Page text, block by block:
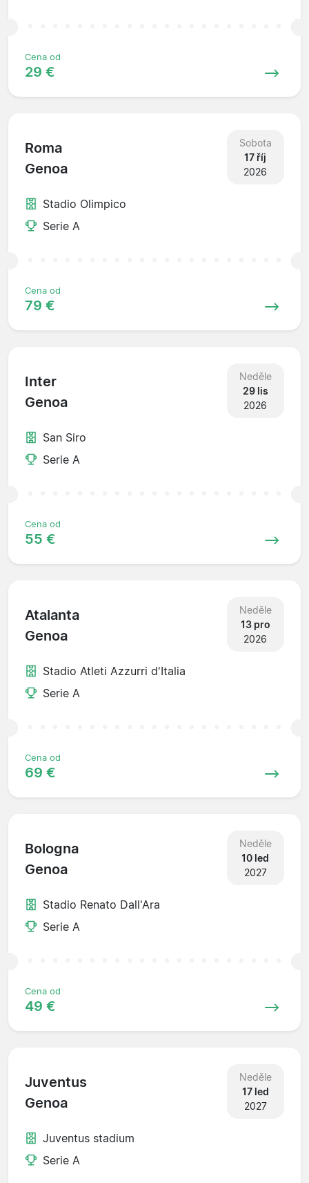
Cena od
29 €
Roma
Genoa
Sobota
17 říj
2026
Stadio Olimpico
Serie A
Cena od
79 €
Inter
Genoa
Neděle
29 lis
2026
San Siro
Serie A
Cena od
55 €
Atalanta
Genoa
Neděle
13 pro
2026
Stadio Atleti Azzurri d'Italia
Serie A
Cena od
69 €
Bologna
Genoa
Neděle
10 led
2027
Stadio Renato Dall'Ara
Serie A
Cena od
49 €
Juventus
Genoa
Neděle
17 led
2027
Juventus stadium
Serie A